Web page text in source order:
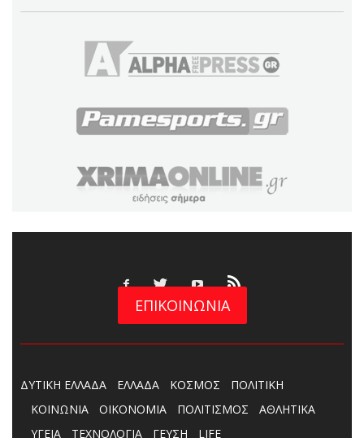
ΕΠΙΚΟΙΝΩΝΙΑ
ΔΥΤΙΚΗ ΕΛΛΑΔΑ ΕΛΛΑΔΑ ΚΟΣΜΟΣ
ΠΟΛΙΤΙΚΗ
ΚΟΙΝΩΝΙΑ
ΟΙΚΟΝΟΜΙΑ ΠΟΛΙΤΙΣΜΟΣ
ΑΘΛΗΤΙΚΑ
ΥΓΕΙΑ
ΤΕΧΝΟΛΟΓΙΑ ΓΕΥΣΗ LIFE